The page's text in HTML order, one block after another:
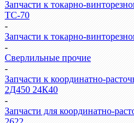
Запчасти к токарно-
ТС-70
-
Запчасти к токарно-
-
Сверлильные прочие
-
Запчасти к координатно-
2Д450 24К40
-
Запчасти для координатно-